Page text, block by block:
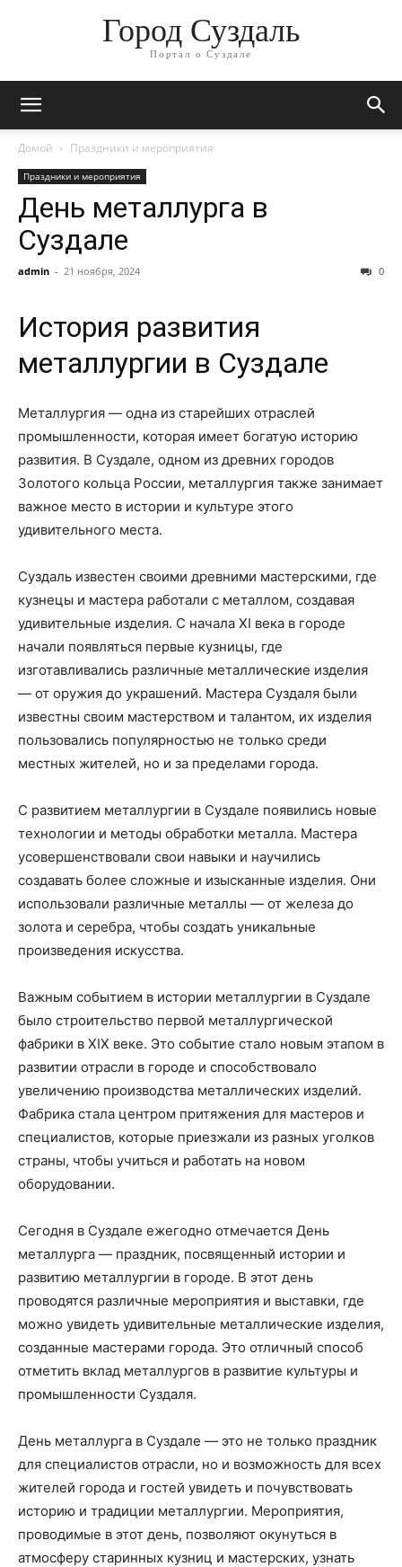
Город Суздаль
Портал о Суздале
Домой Праздники и мероприятия
Праздники и мероприятия
День металлурга в
Суздале
admin - 21 ноября, 2024 0
История развития
металлургии в Суздале
Металлургия — одна из старейших отраслей
промышленности, которая имеет богатую историю
развития. В Суздале, одном из древних городов
Золотого кольца России, металлургия также занимает
важное место в истории и культуре этого
удивительного места.
Суздаль известен своими древними мастерскими, где
кузнецы и мастера работали с металлом, создавая
удивительные изделия. С начала XI века в городе
начали появляться первые кузницы, где
изготавливались различные металлические изделия
— от оружия до украшений. Мастера Суздаля были
известны своим мастерством и талантом, их изделия
пользовались популярностью не только среди
местных жителей, но и за пределами города.
С развитием металлургии в Суздале появились новые
технологии и методы обработки металла. Мастера
усовершенствовали свои навыки и научились
создавать более сложные и изысканные изделия. Они
использовали различные металлы — от железа до
золота и серебра, чтобы создать уникальные
произведения искусства.
Важным событием в истории металлургии в Суздале
было строительство первой металлургической
фабрики в XIX веке. Это событие стало новым этапом в
развитии отрасли в городе и способствовало
увеличению производства металлических изделий.
Фабрика стала центром притяжения для мастеров и
специалистов, которые приезжали из разных уголков
страны, чтобы учиться и работать на новом
оборудовании.
Сегодня в Суздале ежегодно отмечается День
металлурга — праздник, посвященный истории и
развитию металлургии в городе. В этот день
проводятся различные мероприятия и выставки, где
можно увидеть удивительные металлические изделия,
созданные мастерами города. Это отличный способ
отметить вклад металлургов в развитие культуры и
промышленности Суздаля.
День металлурга в Суздале — это не только праздник
для специалистов отрасли, но и возможность для всех
жителей города и гостей увидеть и почувствовать
историю и традиции металлургии. Мероприятия,
проводимые в этот день, позволяют окунуться в
атмосферу старинных кузниц и мастерских, узнать